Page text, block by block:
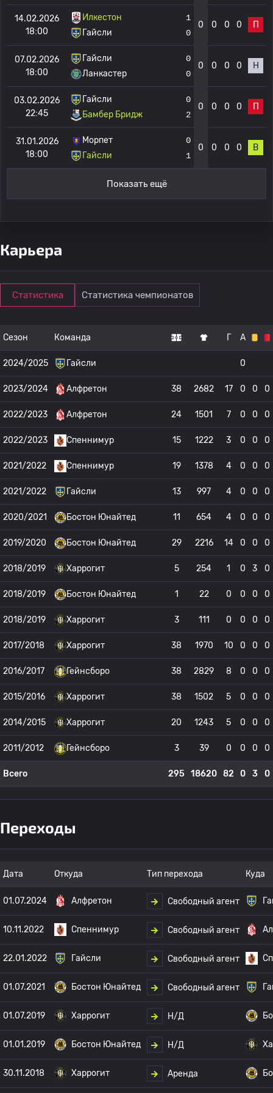
14.02.2026
18:00
Илкестон
Гайсли
1
0
0 0 0 0 П
07.02.2026
18:00
Гайсли
Ланкастер
0
0
0 0 0 0 Н
03.02.2026
22:45
Гайсли
Бамбер Бридж
0
2
0 0 0 0 П
31.01.2026
18:00
Морпет
Гайсли
0
1
0 0 0 0 В
Показать ещё
Карьера
Статистика Статистика чемпионатов
Сезон Команда Г А
2024/2025 Гайсли 0
2023/2024 Алфретон 38 2682 17 0 0 0
2022/2023 Алфретон 24 1501 7 0 0 0
2022/2023 Спеннимур 15 1222 3 0 0 0
2021/2022 Спеннимур 19 1378 4 0 0 0
2021/2022 Гайсли 13 997 4 0 0 0
2020/2021 Бостон Юнайтед 11 654 4 0 0 0
2019/2020 Бостон Юнайтед 29 2216 14 0 0 0
2018/2019 Харрогит 5 254 1 0 3 0
2018/2019 Бостон Юнайтед 1 22 0 0 0 0
2018/2019 Харрогит 3 111 0 0 0 0
2017/2018 Харрогит 38 1970 10 0 0 0
2016/2017 Гейнсборо 38 2829 8 0 0 0
2015/2016 Харрогит 38 1502 5 0 0 0
2014/2015 Харрогит 20 1243 5 0 0 0
2011/2012 Гейнсборо 3 39 0 0 0 0
Всего 295 18620 82 0 3 0
Переходы
Дата Откуда Тип перехода Куда
01.07.2024 Алфретон Свободный агент
10.11.2022 Спеннимур Свободный агент
22.01.2022 Гайсли Свободный агент
01.07.2021 Бостон Юнайтед Свободный агент
01.07.2019 Харрогит Н/Д
01.01.2019 Бостон Юнайтед Н/Д
30.11.2018 Харрогит Аренда